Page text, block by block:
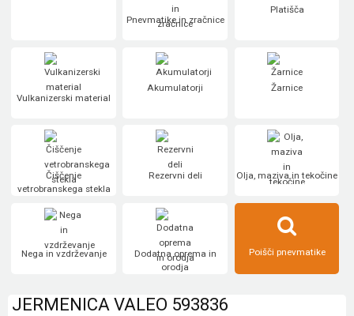
Pnevmatike in zračnice
Platišča
Vulkanizerski material
Akumulatorji Žarnice
Čiščenje
vetrobranskega stekla
Rezervni deli Olja, maziva in tekočine
Nega in vzdrževanje
Dodatna oprema in
orodja
Poišči pnevmatike
JERMENICA VALEO 593836